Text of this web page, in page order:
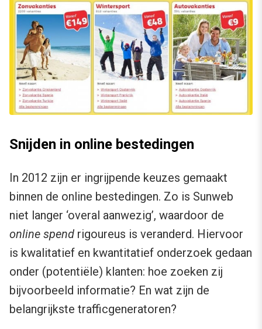
Snijden in online bestedingen
In 2012 zijn er ingrijpende keuzes gemaakt
binnen de online bestedingen. Zo is Sunweb
niet langer ‘overal aanwezig’, waardoor de
online spend rigoureus is veranderd. Hiervoor
is kwalitatief en kwantitatief onderzoek gedaan
onder (potentiële) klanten: hoe zoeken zij
bijvoorbeeld informatie? En wat zijn de
belangrijkste trafficgeneratoren?